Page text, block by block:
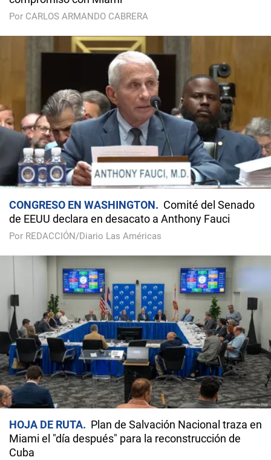
Por CARLOS ARMANDO CABRERA
CONGRESO EN WASHINGTON
Comité del Senado
de EEUU declara en desacato a Anthony Fauci
Por REDACCIÓN/Diario Las Américas
HOJA DE RUTA
Plan de Salvación Nacional traza en
Miami el "día después" para la reconstrucción de
Cuba